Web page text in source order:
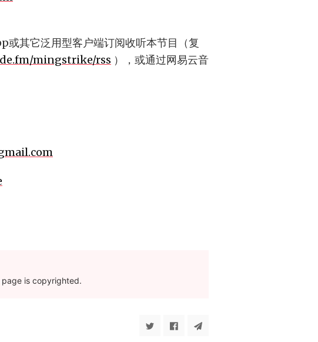
或其它泛用型客户端订阅收听本节目（复
mingstrike/rss ），或通过网易云音
is copyrighted.